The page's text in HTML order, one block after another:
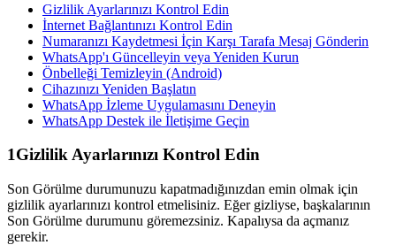
Gizlilik Ayarlarınızı Kontrol Edin
İnternet Bağlantınızı Kontrol Edin
Numaranızı Kaydetmesi İçin Karşı Tarafa Mesaj Gönderin
WhatsApp'ı Güncelleyin veya Yeniden Kurun
Önbelleği Temizleyin (Android)
Cihazınızı Yeniden Başlatın
WhatsApp İzleme Uygulamasını Deneyin
WhatsApp Destek ile İletişime Geçin
1Gizlilik Ayarlarınızı Kontrol Edin
Son Görülme durumunuzu kapatmadığınızdan emin olmak için
gizlilik ayarlarınızı kontrol etmelisiniz. Eğer gizliyse, başkalarının
Son Görülme durumunu göremezsiniz. Kapalıysa da açmanız
gerekir.